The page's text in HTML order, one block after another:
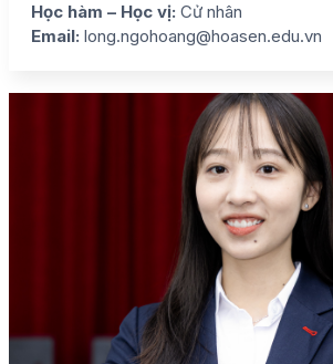
Học hàm – Học vị: Cử nhân
Email: long.ngohoang@hoasen.edu.vn